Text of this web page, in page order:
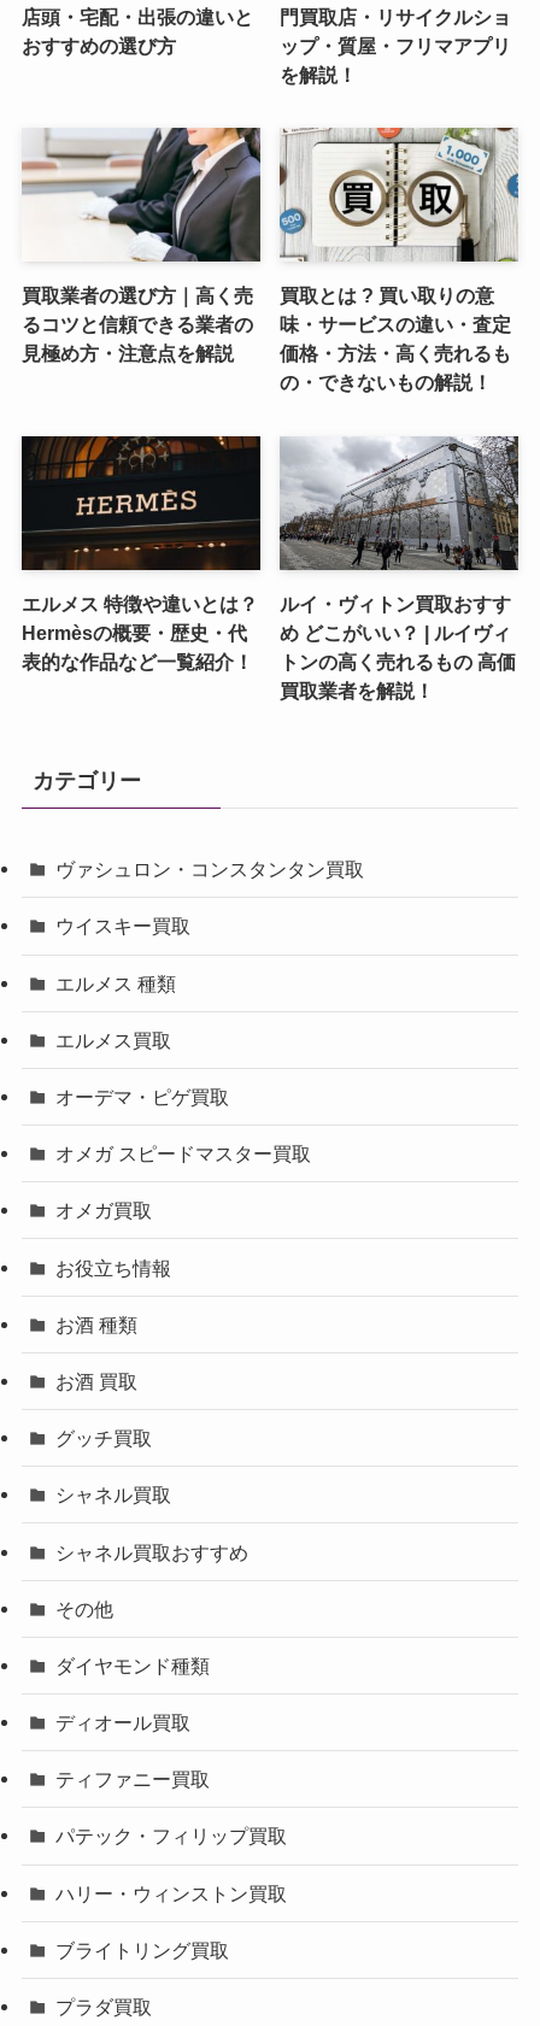
店頭・宅配・出張の違いと
おすすめの選び方
門買取店・リサイクルショ
ップ・質屋・フリマアプリ
を解説！
買取業者の選び方｜高く売
るコツと信頼できる業者の
見極め方・注意点を解説
買取とは ? 買い取りの意
味・サービスの違い・査定
価格・方法・高く売れるも
の・できないもの解説！
エルメス 特徴や違いとは？
Hermèsの概要・歴史・代
表的な作品など一覧紹介！
ルイ・ヴィトン買取おすす
め どこがいい？ | ルイヴィ
トンの高く売れるもの 高価
買取業者を解説！
カテゴリー
ヴァシュロン・コンスタンタン買取
ウイスキー買取
エルメス 種類
エルメス買取
オーデマ・ピゲ買取
オメガ スピードマスター買取
オメガ買取
お役立ち情報
お酒 種類
お酒 買取
グッチ買取
シャネル買取
シャネル買取おすすめ
その他
ダイヤモンド種類
ディオール買取
ティファニー買取
パテック・フィリップ買取
ハリー・ウィンストン買取
ブライトリング買取
プラダ買取